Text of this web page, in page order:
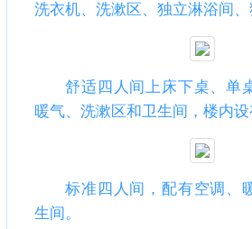
洗衣机、洗漱区、独立淋浴间、
舒适四人间上床下桌、单
暖气、洗漱区和卫生间，楼内设
标准四人间，配有空调、
生间。